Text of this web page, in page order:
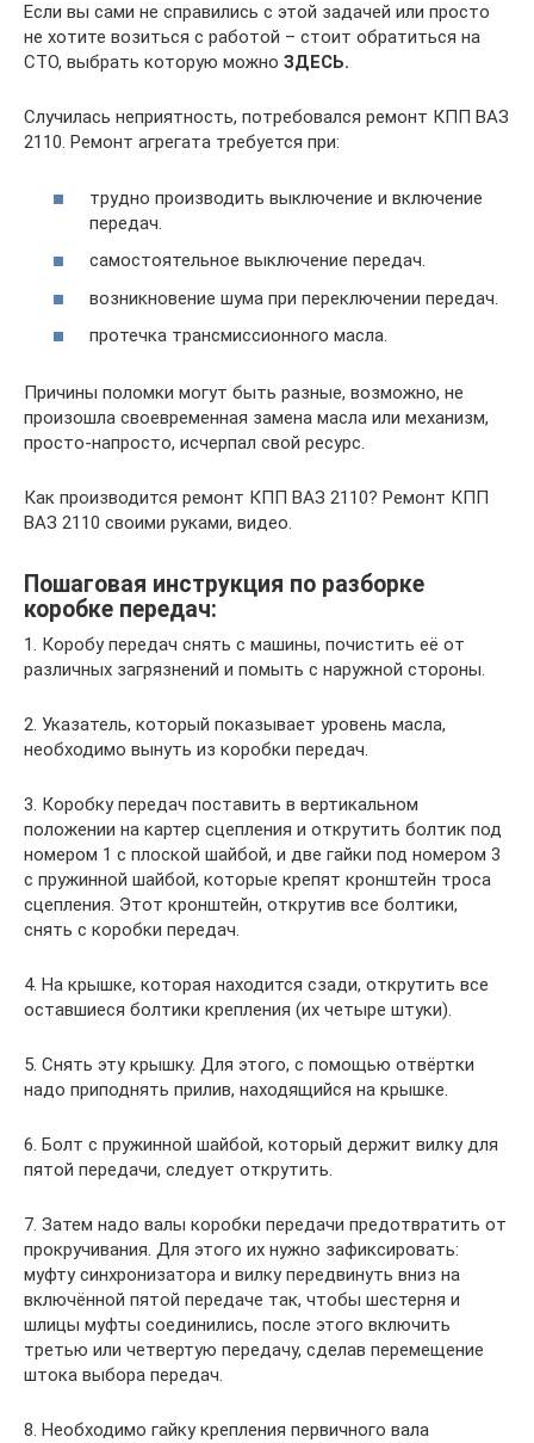
Если вы сами не справились с этой задачей или просто
не хотите возиться с работой – стоит обратиться на
СТО, выбрать которую можно ЗДЕСЬ.
Случилась неприятность, потребовался ремонт КПП ВАЗ
2110. Ремонт агрегата требуется при:
трудно производить выключение и включение
передач.
самостоятельное выключение передач.
возникновение шума при переключении передач.
протечка трансмиссионного масла.
Причины поломки могут быть разные, возможно, не
произошла своевременная замена масла или механизм,
просто-напросто, исчерпал свой ресурс.
Как производится ремонт КПП ВАЗ 2110? Ремонт КПП
ВАЗ 2110 своими руками, видео.
Пошаговая инструкция по разборке
коробке передач:
1. Коробу передач снять с машины, почистить её от
различных загрязнений и помыть с наружной стороны.
2. Указатель, который показывает уровень масла,
необходимо вынуть из коробки передач.
3. Коробку передач поставить в вертикальном
положении на картер сцепления и открутить болтик под
номером 1 с плоской шайбой, и две гайки под номером 3
с пружинной шайбой, которые крепят кронштейн троса
сцепления. Этот кронштейн, открутив все болтики,
снять с коробки передач.
4. На крышке, которая находится сзади, открутить все
оставшиеся болтики крепления (их четыре штуки).
5. Снять эту крышку. Для этого, с помощью отвёртки
надо приподнять прилив, находящийся на крышке.
6. Болт с пружинной шайбой, который держит вилку для
пятой передачи, следует открутить.
7. Затем надо валы коробки передачи предотвратить от
прокручивания. Для этого их нужно зафиксировать:
муфту синхронизатора и вилку передвинуть вниз на
включённой пятой передаче так, чтобы шестерня и
шлицы муфты соединились, после этого включить
третью или четвертую передачу, сделав перемещение
штока выбора передач.
8. Необходимо гайку крепления первичного вала